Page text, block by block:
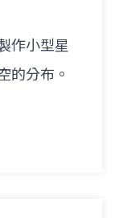
作小型星
的分布。